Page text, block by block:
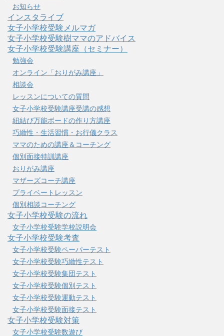
お知らせ
インスタライブ
女子小学校受験メルマガ
女子小学校受験樹ママのアドバイス
女子小学校受験講座（セミナー）
勉強会
オンライン「おりがみ講座」
相談会
レッスンについての質問
女子小学校受験講座受講の感想
紐結び万能ボードの作り方講座
巧緻性・生活習慣・お行儀クラス
ママのための講座＆コーチング
個別面接特訓講座
おりがみ講座
マザーズコーチ講座
プライベートレッスン
個別相談コーチング
女子小学校受験の流れ
女子小学校受験学校説明会
女子小学校受験考査
女子小学校受験ペーパーテスト
女子小学校受験巧緻性テスト
女子小学校受験集団テスト
女子小学校受験個別テスト
女子小学校受験運動テスト
女子小学校受験面接テスト
女子小学校受験対策
女子小学校受験数遊び